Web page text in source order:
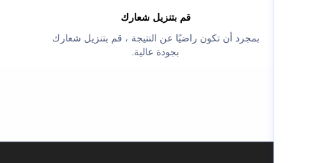
‫قم بتنزيل شعارك‬
‫بمجرد أن تكون راضيًا عن النتيجة ، قم بتنزيل شعارك
بجودة عالية.‬